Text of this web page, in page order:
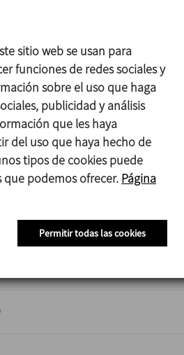
sitio web se usan para
funciones de redes sociales y
sobre el uso que haga
publicidad y análisis
que les haya
del uso que haya hecho de
tipos de cookies puede
que podemos ofrecer. Página
Permitir todas las cookies